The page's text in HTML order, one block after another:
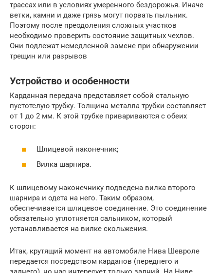
трассах или в условиях умеренного бездорожья. Иначе
ветки, камни и даже грязь могут порвать пыльник.
Поэтому после преодоления сложных участков
необходимо проверить состояние защитных чехлов.
Они подлежат немедленной замене при обнаружении
трещин или разрывов
Устройство и особенности
Карданная передача представляет собой стальную
пустотелую трубку. Толщина металла трубки составляет
от 1 до 2 мм. К этой трубке привариваются с обеих
сторон:
Шлицевой наконечник;
Вилка шарнира.
К шлицевому наконечнику подведена вилка второго
шарнира и одета на него. Таким образом,
обеспечивается шлицевое соединение. Это соединение
обязательно уплотняется сальником, который
устанавливается на вилке скольжения.
Итак, крутящий момент на автомобиле Нива Шевроле
передается посредством карданов (переднего и